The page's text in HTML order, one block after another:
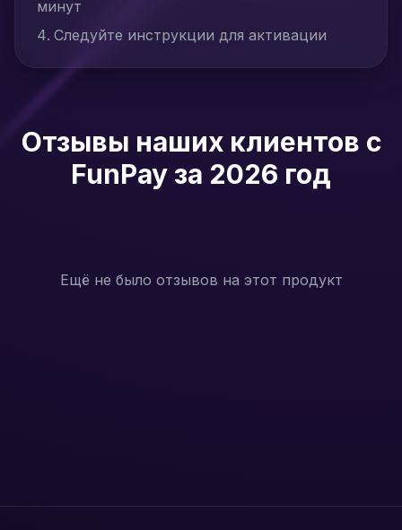
минут
Следуйте инструкции для активации
Отзывы наших клиентов с
FunPay за 2026 год
Ещё не было отзывов на этот продукт